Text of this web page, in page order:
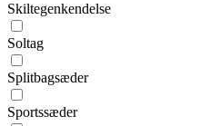
Skiltegenkendelse
Soltag
Splitbagsæder
Sportssæder